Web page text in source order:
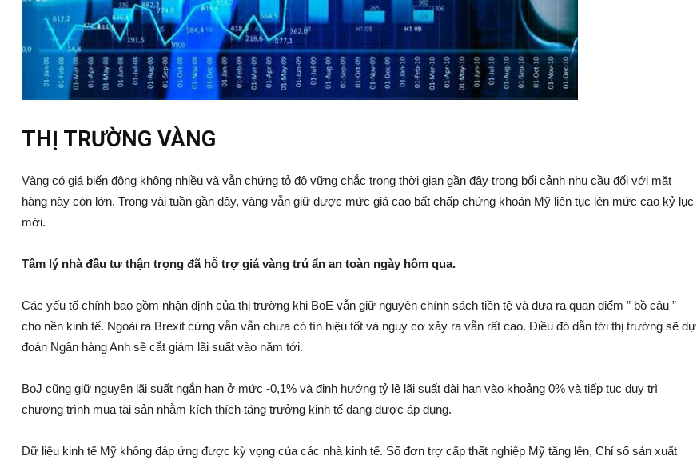
THỊ TRƯỜNG VÀNG
Vàng có giá biến động không nhiều và vẫn chứng tỏ độ vững chắc trong thời gian gần đây trong bối cảnh nhu cầu đối với mặt
hàng này còn lớn. Trong vài tuần gần đây, vàng vẫn giữ được mức giá cao bất chấp chứng khoán Mỹ liên tục lên mức cao kỷ lục
mới.
Tâm lý nhà đầu tư thận trọng đã hỗ trợ giá vàng trú ẩn an toàn ngày hôm qua.
Các yếu tố chính bao gồm nhận định của thị trường khi BoE vẫn giữ nguyên chính sách tiền tệ và đưa ra quan điểm ” bồ câu ”
cho nền kinh tế. Ngoài ra Brexit cứng vẫn vẫn chưa có tín hiệu tốt và nguy cơ xảy ra vẫn rất cao. Điều đó dẫn tới thị trường sẽ dự
đoán Ngân hàng Anh sẽ cắt giảm lãi suất vào năm tới.
BoJ cũng giữ nguyên lãi suất ngắn hạn ở mức -0,1% và định hướng tỷ lệ lãi suất dài hạn vào khoảng 0% và tiếp tục duy trì
chương trình mua tài sản nhằm kích thích tăng trưởng kinh tế đang được áp dụng.
Dữ liệu kinh tế Mỹ không đáp ứng được kỳ vọng của các nhà kinh tế. Số đơn trợ cấp thất nghiệp Mỹ tăng lên, Chỉ số sản xuất